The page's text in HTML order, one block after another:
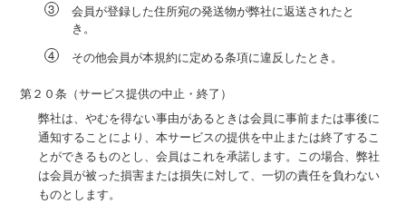
会員が登録した住所宛の発送物が弊社に返送されたと
き。
その他会員が本規約に定める条項に違反したとき。
第２０条（サービス提供の中止・終了）
弊社は、やむを得ない事由があるときは会員に事前または事後に
通知することにより、本サービスの提供を中止または終了するこ
とができるものとし、会員はこれを承諾します。この場合、弊社
は会員が被った損害または損失に対して、一切の責任を負わない
ものとします。